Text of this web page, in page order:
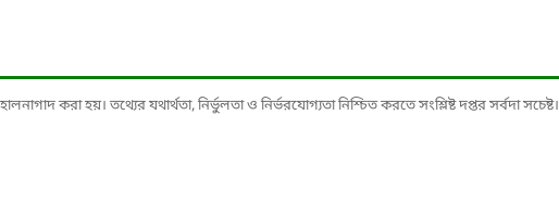
করা হয়। তথ্যের যথার্থতা, নির্ভুলতা ও নির্ভরযোগ্যতা নিশ্চিত করতে সংশ্লিষ্ট দপ্তর সর্বদা সচেষ্ট।